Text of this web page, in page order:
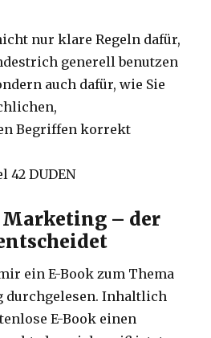
nur klare Regeln dafür,
generell benutzen
auch dafür, wie Sie
Begriffen korrekt
– der
ein E-Book zum Thema
durchgelesen. Inhaltlich
E-Book einen